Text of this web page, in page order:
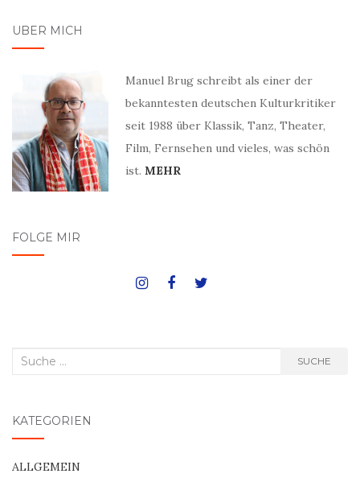
ÜBER MICH
Manuel Brug schreibt als einer der
bekanntesten deutschen Kulturkritiker
seit 1988 über Klassik, Tanz, Theater,
Film, Fernsehen und vieles, was schön
ist. MEHR
FOLGE MIR
Suche
SUCHE
KATEGORIEN
ALLGEMEIN